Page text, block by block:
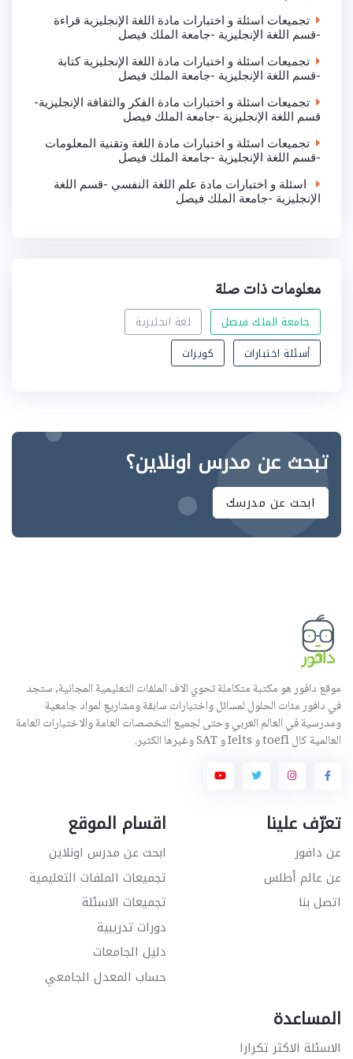
تجميعات اسئلة و اختبارات مادة اللغة الإنجليزية قراءة
-قسم اللغة الإنجليزية -جامعة الملك فيصل
تجميعات اسئلة و اختبارات مادة اللغة الإنجليزية كتابة
-قسم اللغة الإنجليزية -جامعة الملك فيصل
تجميعات اسئلة و اختبارات مادة الفكر والثقافة الإنجليزية-
قسم اللغة الإنجليزية -جامعة الملك فيصل
تجميعات اسئلة و اختبارات مادة اللغة وتقنية المعلومات
-قسم اللغة الإنجليزية -جامعة الملك فيصل
اسئلة و اختبارات مادة علم اللغة النفسي -قسم اللغة
الإنجليزية -جامعة الملك فيصل
معلومات ذات صلة
جامعة الملك فيصل
لغة انجليزية
أسئلة اختبارات
كويزات
تبحث عن مدرس اونلاين؟
ابحث عن مدرسك
موقع دافور هو مكتبة متكاملة تحوي الاف الملفات التعليمية المجانية, ستجد
في دافور مئات الحلول لمسائل واختبارات سابقة ومشاريع لمواد جامعية
ومدرسية في العالم العربي وحتى لجميع التخصصات العامة والاختبارات العامة
العالمية كال toefl و Ielts و SAT وغيرها الكثير.
تعرّف علينا
عن دافور
عن عالم أطلس
اتصل بنا
اقسام الموقع
ابحث عن مدرس اونلاين
تجميعات الملفات التعليمية
تجميعات الاسئلة
دورات تدريبية
دليل الجامعات
حساب المعدل الجامعي
المساعدة
الاسئلة الاكثر تكرارا